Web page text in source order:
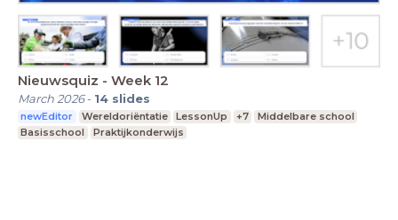
Nieuwsquiz - Week 12
March 2026- 14 slides
newEditor Wereldoriëntatie LessonUp +7
Middelbare school
Basisschool
Praktijkonderwijs